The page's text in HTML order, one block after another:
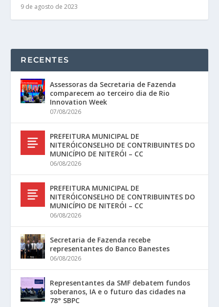
9 de agosto de 2023
RECENTES
Assessoras da Secretaria de Fazenda
comparecem ao terceiro dia de Rio
Innovation Week
07/08/2026
PREFEITURA MUNICIPAL DE
NITERÓICONSELHO DE CONTRIBUINTES DO
MUNICÍPIO DE NITERÓI – CC
06/08/2026
PREFEITURA MUNICIPAL DE
NITERÓICONSELHO DE CONTRIBUINTES DO
MUNICÍPIO DE NITERÓI – CC
06/08/2026
Secretaria de Fazenda recebe
representantes do Banco Banestes
06/08/2026
Representantes da SMF debatem fundos
soberanos, IA e o futuro das cidades na
78° SBPC